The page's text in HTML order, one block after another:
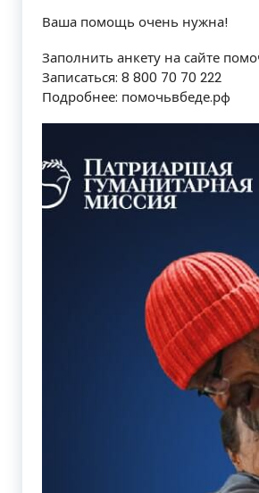
Ваша помощь очень нужна!
Заполнить анкету на сайте
Записаться: 8 800 70 70 222
Подробнее: помочьвбеде.рф